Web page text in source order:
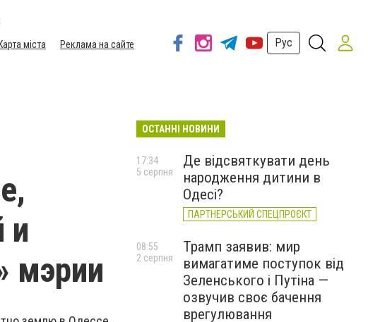
Карта міста
Реклама на сайте
Рус
и
мэрии
ОСТАННІ НОВИНИ
Де відсвяткувати день
народження дитини в
Одесі?
ПАРТНЕРСЬКИЙ СПЕЦПРОЄКТ
17:34
5 серпня
Трамп заявив: мир
вимагатиме поступок від
Зеленського і Путіна —
озвучив своє бачення
врегулювання
08:55
2 серпня